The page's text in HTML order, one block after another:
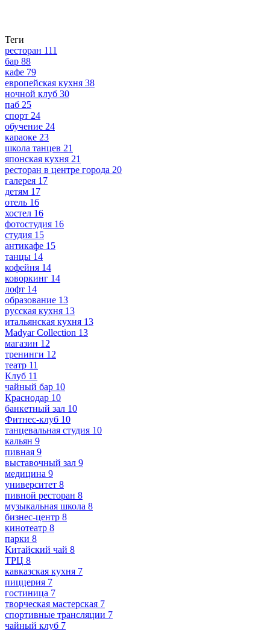
Теги
ресторан 111
бар 88
кафе 79
европейская кухня 38
ночной клуб 30
паб 25
спорт 24
обучение 24
караоке 23
школа танцев 21
японская кухня 21
ресторан в центре города 20
галерея 17
детям 17
отель 16
хостел 16
фотостудия 16
студия 15
антикафе 15
танцы 14
кофейня 14
коворкинг 14
лофт 14
образование 13
русская кухня 13
итальянская кухня 13
Madyar Collection 13
магазин 12
тренинги 12
театр 11
Клуб 11
чайный бар 10
Краснодар 10
банкетный зал 10
Фитнес-клуб 10
танцевальная студия 10
кальян 9
пивная 9
выставочный зал 9
медицина 9
университет 8
пивной ресторан 8
музыкальная школа 8
бизнес-центр 8
кинотеатр 8
парки 8
Китайский чай 8
ТРЦ 8
кавказская кухня 7
пиццерия 7
гостиница 7
творческая мастерская 7
спортивные трансляции 7
чайный клуб 7